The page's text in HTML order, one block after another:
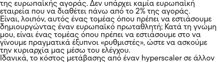
της ευρωπαϊκής αγοράς. Δεν υπάρχει καμία ευρωπαϊκή
εταιρεία που να διαθέτει πάνω από το 2% της αγοράς.
Είναι, λοιπόν, αυτός ένας τομέας όπου πρέπει να εστιάσουμε
δημιουργώντας έναν ευρωπαϊκό πρωταθλητή; Κατά τη γνώμη
μου, είναι ένας τομέας όπου πρέπει να εστιάσουμε στο να
γίνουμε πραγματικά έξυπνοι «ρυθμιστές», ώστε να ασκούμε
την κυριαρχία μας μέσω του ελέγχου.
Ιδανικά, το κόστος μετάβασης από έναν hyperscaler σε άλλον